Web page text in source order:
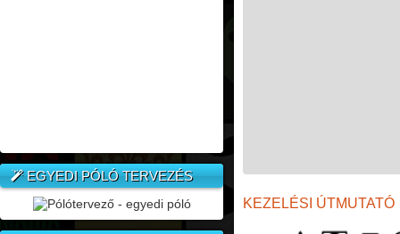
EGYEDI PÓLÓ TERVEZÉS
KEZELÉSI ÚTMUTATÓ